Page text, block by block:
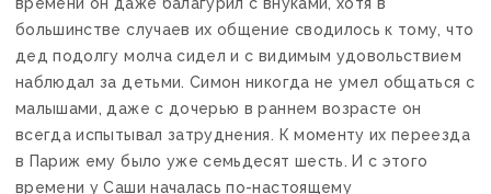
времени он даже балагурил с внуками, хотя в
большинстве случаев их общение сводилось к тому, что
дед подолгу молча сидел и с видимым удовольствием
наблюдал за детьми. Симон никогда не умел общаться с
малышами, даже с дочерью в раннем возрасте он
всегда испытывал затруднения. К моменту их переезда
в Париж ему было уже семьдесят шесть. И с этого
времени у Саши началась по-настоящему